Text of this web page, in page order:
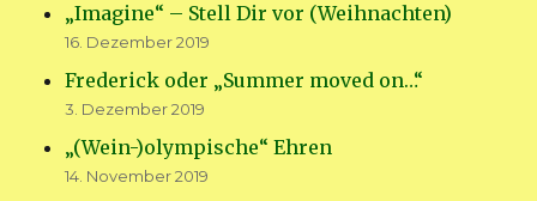
„Imagine“ – Stell Dir vor (Weihnachten)
16. Dezember 2019
Frederick oder „Summer moved on…“
3. Dezember 2019
„(Wein-)olympische“ Ehren
14. November 2019